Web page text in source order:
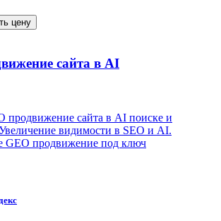
цену
сайта в AI
продвижение сайта в AI поиске и
видимости в SEO и AI.
GEO продвижение под ключ